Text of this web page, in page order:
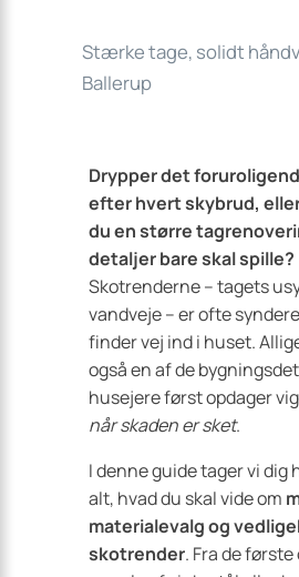
Stærke tage, solidt
Ballerup
Drypper det
efter hvert skybrud,
du en større
detaljer bare skal spille?
Skotrenderne – tagets
vandveje – er ofte
finder vej ind i huset.
også en af de
husejere først opdager
når skaden er sket.
I denne guide tager vi
alt, hvad du skal vide om
materialevalg og
skotrender. Fra de